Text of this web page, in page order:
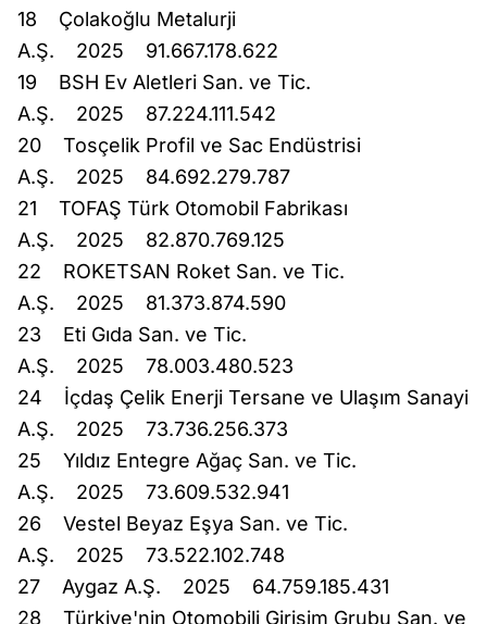
18 Çolakoğlu Metalurji
A.Ş. 2025 91.667.178.622
19 BSH Ev Aletleri San. ve Tic.
A.Ş. 2025 87.224.111.542
20 Tosçelik Profil ve Sac Endüstrisi
A.Ş. 2025 84.692.279.787
21 TOFAŞ Türk Otomobil Fabrikası
A.Ş. 2025 82.870.769.125
22 ROKETSAN Roket San. ve Tic.
A.Ş. 2025 81.373.874.590
23 Eti Gıda San. ve Tic.
A.Ş. 2025 78.003.480.523
24 İçdaş Çelik Enerji Tersane ve Ulaşım Sanayi
A.Ş. 2025 73.736.256.373
25 Yıldız Entegre Ağaç San. ve Tic.
A.Ş. 2025 73.609.532.941
26 Vestel Beyaz Eşya San. ve Tic.
A.Ş. 2025 73.522.102.748
27 Aygaz A.Ş. 2025 64.759.185.431
28 Türkiye'nin Otomobili Girişim Grubu San. ve